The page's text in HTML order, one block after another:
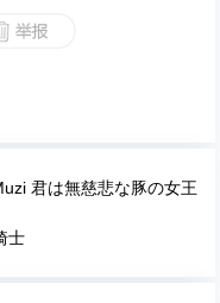
君は無慈悲な豚の女王
士